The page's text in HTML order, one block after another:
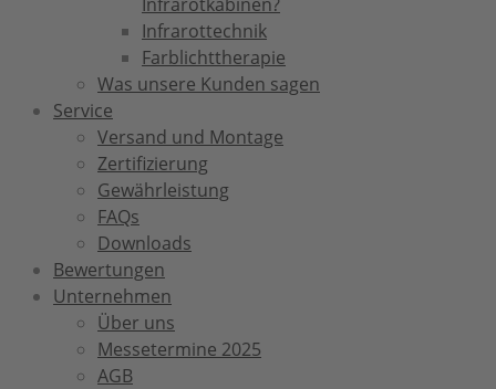
Infrarottechnik
Farblichttherapie
Was unsere Kunden sagen
Service
Versand und Montage
Zertifizierung
Gewährleistung
FAQs
Downloads
Bewertungen
Unternehmen
Über uns
Messetermine 2025
AGB